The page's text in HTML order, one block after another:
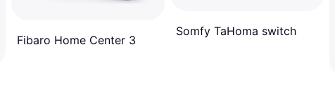
Fibaro Home Center 3
Somfy TaHoma switch